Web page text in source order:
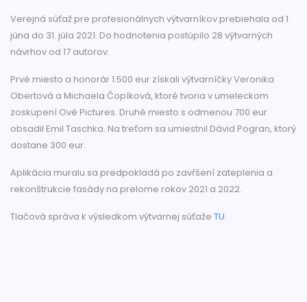
Verejná súťaž pre profesionálnych výtvarníkov prebiehala od 1.
júna do 31. júla 2021. Do hodnotenia postúpilo 28 výtvarných
návrhov od 17 autorov.
Prvé miesto a honorár 1.500 eur získali výtvarníčky Veronika
Obertová a Michaela Čopíková, ktoré tvoria v umeleckom
zoskupení Ové Pictures. Druhé miesto s odmenou 700 eur
obsadil Emil Taschka. Na treťom sa umiestnil Dávid Pogran, ktorý
dostane 300 eur.
Aplikácia muralu sa predpokladá po zavŕšení zateplenia a
rekonštrukcie fasády na prelome rokov 2021 a 2022.
Tlačová správa k výsledkom výtvarnej súťaže TU.